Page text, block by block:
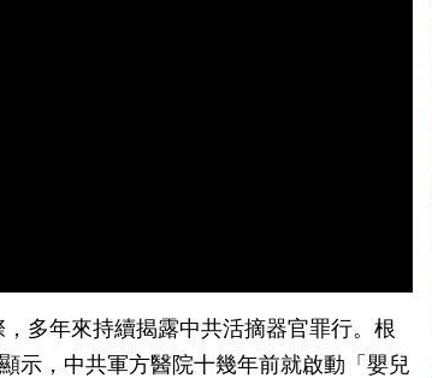
多年來持續揭露中共活摘器官罪行。根
示，中共軍方醫院十幾年前就啟動「嬰兒